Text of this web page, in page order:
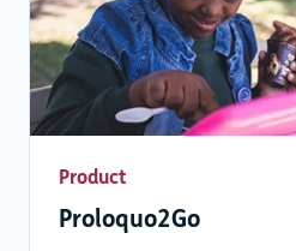
Product
Proloquo2Go